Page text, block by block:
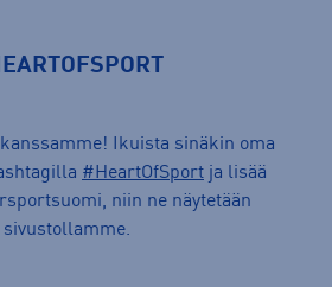
Ikuista sinäkin oma
#HeartOfSport ja lisää
niin ne näytetään
sivustollamme.